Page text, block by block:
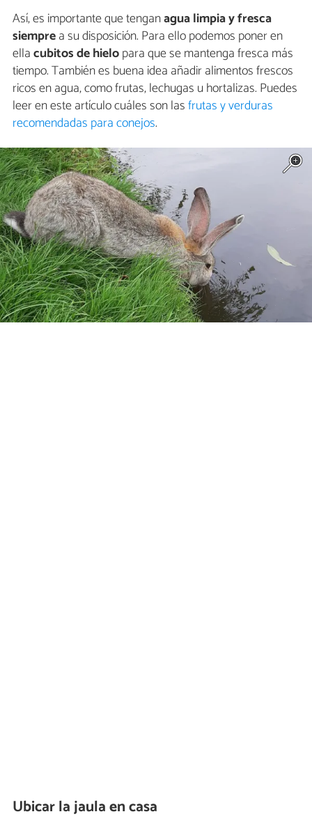
Así, es importante que tenganagua limpia y fresca
siemprea su disposición. Para ello podemos poner en
ellacubitos de hielopara que se mantenga fresca más
tiempo. También es buena idea añadir alimentos frescos
ricos en agua, como frutas, lechugas u hortalizas. Puedes
leer en este artículo cuáles son lasfrutas y verduras
recomendadas para conejos.
Ubicar la jaula en casa